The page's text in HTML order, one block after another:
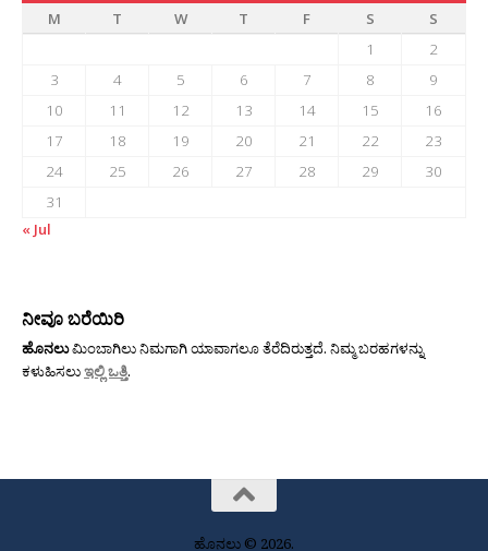
M
T W T F S
S
1
2
3
4 5 6 7 8
9
10
11 12 13 14 15
16
17
18 19 20 21 22
23
24
25 26 27 28 29
30
31
« Jul
ನೀವೂ ಬರೆಯಿರಿ
ಹೊನಲುಮಿಂಬಾಗಿಲು ನಿಮಗಾಗಿ ಯಾವಾಗಲೂ ತೆರೆದಿರುತ್ತದೆ. ನಿಮ್ಮ ಬರಹಗಳನ್ನು
ಕಳುಹಿಸಲುಇಲ್ಲಿ ಒತ್ತಿ.
ಹೊನಲು © 2026.